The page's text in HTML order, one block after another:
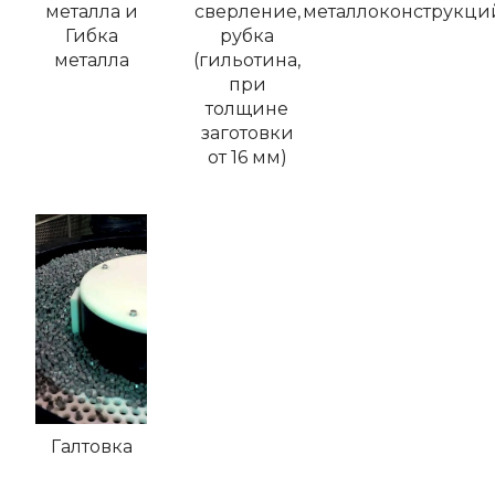
металла и
Гибка
металла
сверление,
рубка
(гильотина,
при
толщине
заготовки
от 16 мм)
Галтовка